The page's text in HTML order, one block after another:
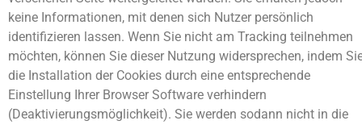
keine Informationen, mit denen sich Nutzer persönlich
identifizieren lassen. Wenn Sie nicht am Tracking teilnehmen
möchten, können Sie dieser Nutzung widersprechen, indem
die Installation der Cookies durch eine entsprechende
Einstellung Ihrer Browser Software verhindern
(Deaktivierungsmöglichkeit). Sie werden sodann nicht in die